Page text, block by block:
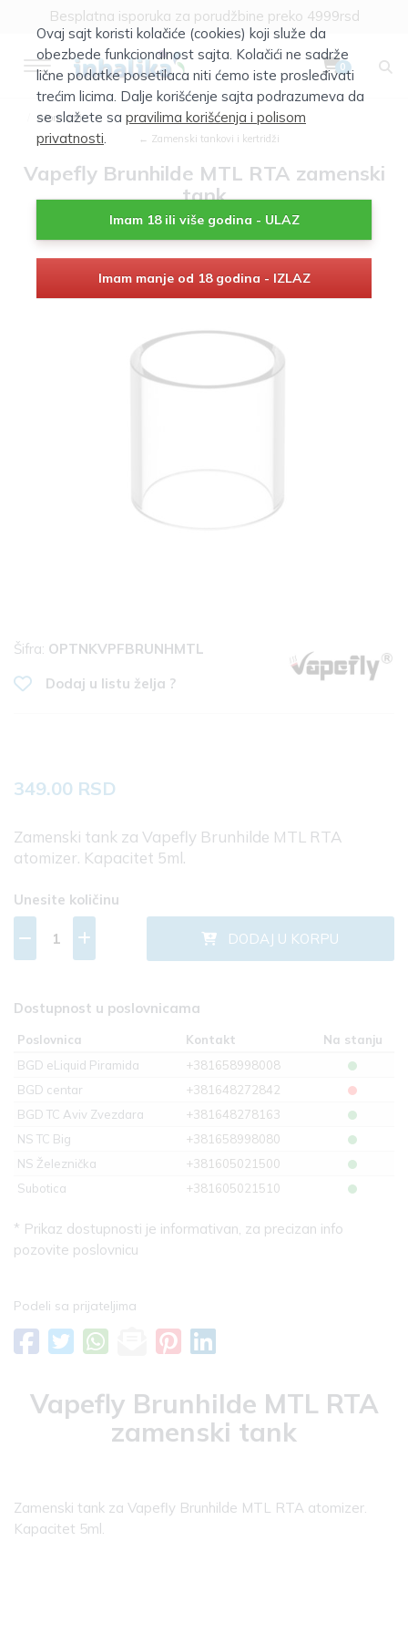
Besplatna isporuka za porudžbine preko 4999rsd
0
Atomizeri
← Zamenski tankovi i kertridži
Vapefly Brunhilde MTL RTA zamenski
tank
Šifra: OPTNKVPFBRUNHMTL
Dodaj u listu želja ?
349.00 RSD
Zamenski tank za Vapefly Brunhilde MTL RTA
atomizer. Kapacitet 5ml.
Unesite količinu
DODAJ U KORPU
Dostupnost u poslovnicama
Poslovnica Kontakt
Na stanju
BGD eLiquid Piramida
+381658998008
BGD centar
+381648272842
BGD TC Aviv Zvezdara
+381648278163
NS TC Big
+381658998080
NS Železnička
+381605021500
Subotica
+381605021510
* Prikaz dostupnosti je informativan, za precizan info
pozovite poslovnicu
Podeli sa prijateljima
Vapefly Brunhilde MTL RTA
zamenski tank
Zamenski tank za Vapefly Brunhilde MTL RTA atomizer.
Kapacitet 5ml.
Ovaj sajt koristi kolačiće (cookies) koji služe da
obezbede funkcionalnost sajta. Kolačići ne sadrže
lične podatke posetilaca niti ćemo iste prosleđivati
trećim licima. Dalje korišćenje sajta podrazumeva da
se slažete sa pravilima korišćenja i polisom
privatnosti.
Imam 18 ili više godina - ULAZ
Imam manje od 18 godina - IZLAZ